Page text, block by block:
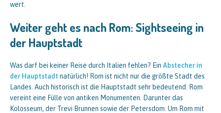
wert.
Weiter geht es nach Rom: Sightseeing in
der Hauptstadt
Was darf bei keiner Reise durch Italien fehlen? Ein Abstecher in
der Hauptstadt natürlich! Rom ist nicht nur die größte Stadt des
Landes. Auch historisch ist die Hauptstadt sehr bedeutend. Rom
vereint eine Fülle von antiken Monumenten. Darunter das
Kolosseum, der Trevi Brunnen sowie der Petersdom. Um Rom mit